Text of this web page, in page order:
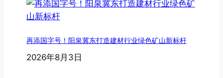
再添国字号！阳泉冀东打造建材行业绿色矿山新标杆
2026年8月3日